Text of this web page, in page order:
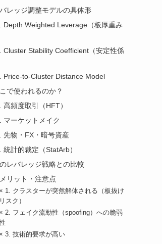
レッジ調整モデルの具体形
Weighted Leverage（板厚重み
Stability Coefficient（安定性係
to-Cluster Distance Model
で使われるのか？
頻度取引（HFT）
ーケットメイク
物・FX・暗号資産
計的裁定（StatArb）
レバレッジ戦略との比較
リット・注意点
× 1. クラスターが突然解体される（板抜け
リスク）
× 2. フェイク流動性（spoofing）への脆弱
× 3. 技術的要求が高い